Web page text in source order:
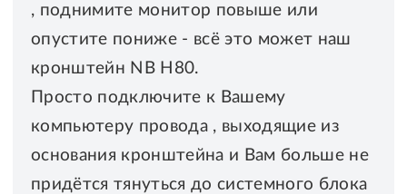
, поднимите монитор повыше или
опустите пониже - всё это может наш
кронштейн NB H80.
Просто подключите к Вашему
компьютеру провода , выходящие из
основания кронштейна и Вам больше не
придётся тянуться до системного блока